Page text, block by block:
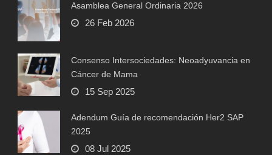
Asamblea General Ordinaria 2026
26 Feb 2026
Consenso Intersociedades: Neoadyuvancia en
Cáncer de Mama
15 Sep 2025
Adendum Guía de recomendación Her2 SAP
2025
08 Jul 2025